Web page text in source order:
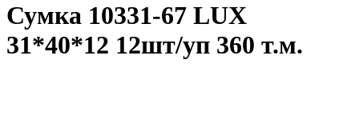
Сумка 10331-67 LUX
31*40*12 12шт/уп 360 т.м.